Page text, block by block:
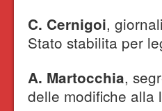
C. Cernigoi,
Stato stabilita per
A. Martocchia,
delle modifiche alla